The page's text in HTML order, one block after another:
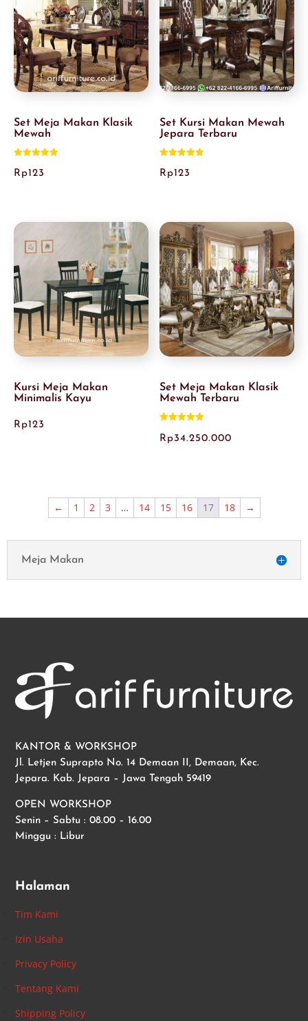
Set Meja Makan Klasik
Mewah
5.00
dari 5
Rp123
Set Kursi Makan Mewah
Jepara Terbaru
5.00
dari 5
Rp123
Kursi Meja Makan
Minimalis Kayu
Rp123
Set Meja Makan Klasik
Mewah Terbaru
5.00
dari 5
Rp34.250.000
← 1 2 3 … 14 15 16 17 18 →
Meja Makan
KANTOR & WORKSHOP
Jl. Letjen Suprapto No. 14 Demaan II, Demaan, Kec.
Jepara. Kab. Jepara – Jawa Tengah 59419
OPEN WORKSHOP
Senin – Sabtu : 08.00 – 16.00
Minggu : Libur
Halaman
Tim Kami
Izin Usaha
Privacy Policy
Tentang Kami
Shipping Policy